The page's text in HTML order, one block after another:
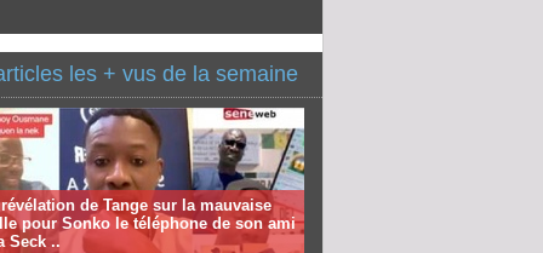
les + vus de la semaine
de Tange sur la mauvaise
pour Sonko le téléphone de son ami
Seck ..